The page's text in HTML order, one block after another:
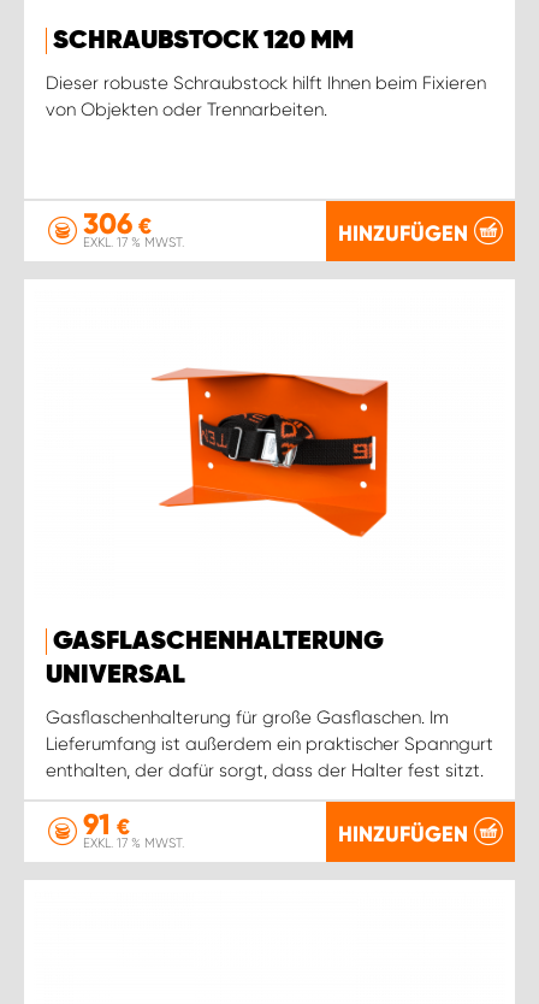
SCHRAUBSTOCK 120 MM
Dieser robuste Schraubstock hilft Ihnen beim Fixieren
von Objekten oder Trennarbeiten.
306 €
EXKL. 17 % MWST. HINZUFÜGEN
GASFLASCHENHALTERUNG
UNIVERSAL
Gasflaschenhalterung für große Gasflaschen. Im
Lieferumfang ist außerdem ein praktischer Spanngurt
enthalten, der dafür sorgt, dass der Halter fest sitzt.
91 €
EXKL. 17 % MWST. HINZUFÜGEN